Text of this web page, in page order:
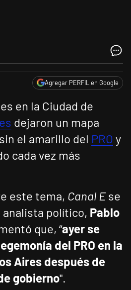
Agregar PERFIL en Google
en la Ciudad de
dejaron un mapa
el amarillo del PRO y
cada vez más
este tema, Canal Ese
político, Pablo
que, “ayer se
del PRO en la
Aires después de
gobierno".